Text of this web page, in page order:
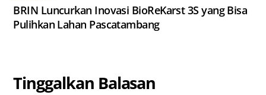
​BRIN Luncurkan Inovasi BioReKarst 3S yang Bisa
Pulihkan Lahan Pascatambang
Tinggalkan Balasan